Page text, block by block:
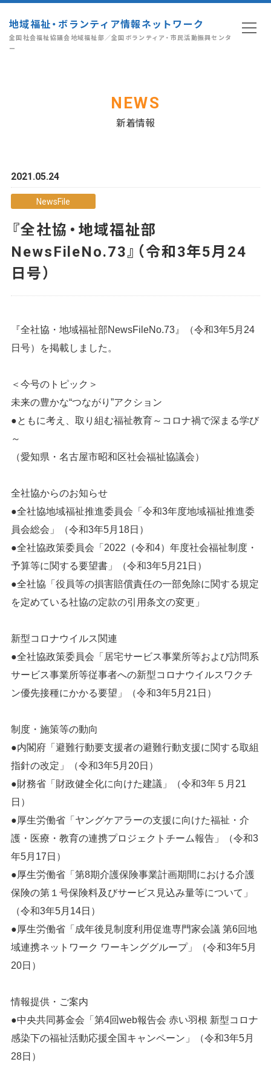
地域福祉・ボランティア情報ネットワーク
全国社会福祉協議会地域福祉部／全国ボランティア・市民活動振興センタ
ー
NEWS
新着情報
2021.05.24
NewsFile
『全社協・地域福祉部
NewsFileNo.73』（令和3年5月24
日号）
『全社協・地域福祉部NewsFileNo.73』（令和3年5月24
日号）を掲載しました。
＜今号のトピック＞
未来の豊かな“つながり”アクション
●ともに考え、取り組む福祉教育～コロナ禍で深まる学び
～
（愛知県・名古屋市昭和区社会福祉協議会）
全社協からのお知らせ
●全社協地域福祉推進委員会「令和3年度地域福祉推進委
員会総会」（令和3年5月18日）
●全社協政策委員会「2022（令和4）年度社会福祉制度・
予算等に関する要望書」（令和3年5月21日）
●全社協「役員等の損害賠償責任の一部免除に関する規定
を定めている社協の定款の引用条文の変更」
新型コロナウイルス関連
●全社協政策委員会「居宅サービス事業所等および訪問系
サービス事業所等従事者への新型コロナウイルスワクチ
ン優先接種にかかる要望」（令和3年5月21日）
制度・施策等の動向
●内閣府「避難行動要支援者の避難行動支援に関する取組
指針の改定」（令和3年5月20日）
●財務省「財政健全化に向けた建議」（令和3年５月21
日）
●厚生労働省「ヤングケアラーの支援に向けた福祉・介
護・医療・教育の連携プロジェクトチーム報告」（令和3
年5月17日）
●厚生労働省「第8期介護保険事業計画期間における介護
保険の第１号保険料及びサービス見込み量等について」
（令和3年5月14日）
●厚生労働省「成年後見制度利用促進専門家会議 第6回地
域連携ネットワーク ワーキンググループ」（令和3年5月
20日）
情報提供・ご案内
●中央共同募金会「第4回web報告会 赤い羽根 新型コロナ
感染下の福祉活動応援全国キャンペーン」（令和3年5月
28日）